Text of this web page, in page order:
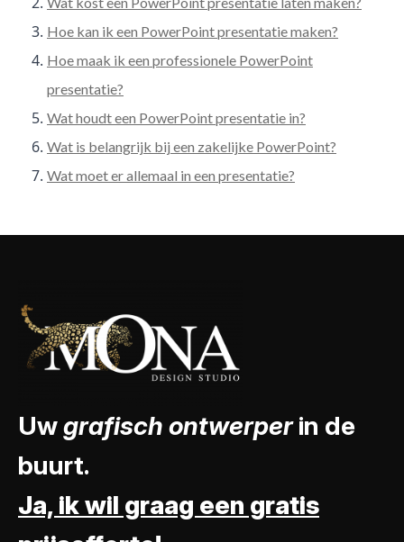
Hoe kan ik een PowerPoint presentatie maken?
Hoe maak ik een professionele PowerPoint
presentatie?
Wat houdt een PowerPoint presentatie in?
Wat is belangrijk bij een zakelijke PowerPoint?
Wat moet er allemaal in een presentatie?
Uwgrafisch ontwerperin de
buurt.
Ja, ik wil graag een gratis